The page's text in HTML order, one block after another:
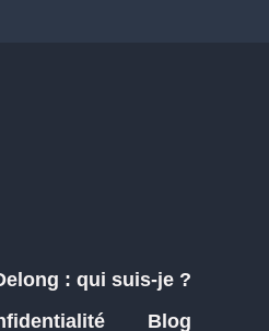
: qui suis-je ?
Blog